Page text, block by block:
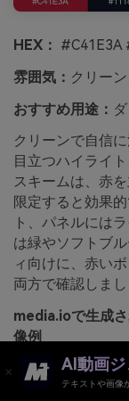
HEX： #C41E3A
雰囲気： クリー
おすすめ用途：
クリーンで自信
目立つハイライ
スキームは、赤
限定すると効果
ト、パネルには
は緑やソフトブ
ィ向けに、赤い
両方で確認しまし
media.ioで生成
像例
AI動画
テキストや画像